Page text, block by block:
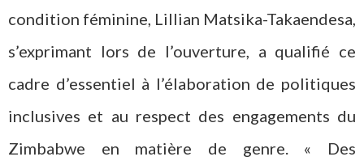
condition féminine, Lillian Matsika-Takaendesa,
s’exprimant lors de l’ouverture, a qualifié ce
cadre d’essentiel à l’élaboration de politiques
inclusives et au respect des engagements du
Zimbabwe en matière de genre. « Des